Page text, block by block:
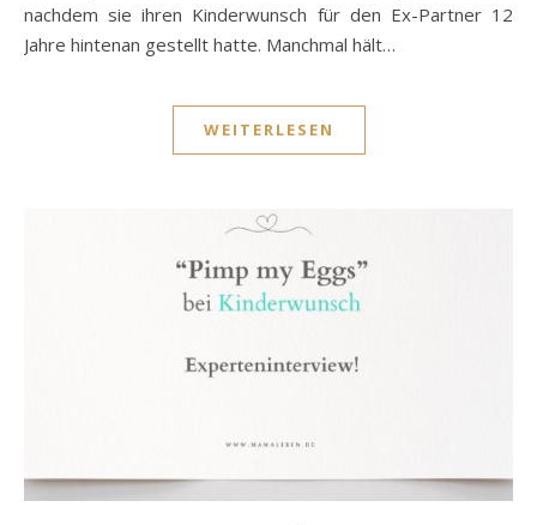
nachdem sie ihren Kinderwunsch für den Ex-Partner 12
Jahre hintenan gestellt hatte. Manchmal hält…
WEITERLESEN